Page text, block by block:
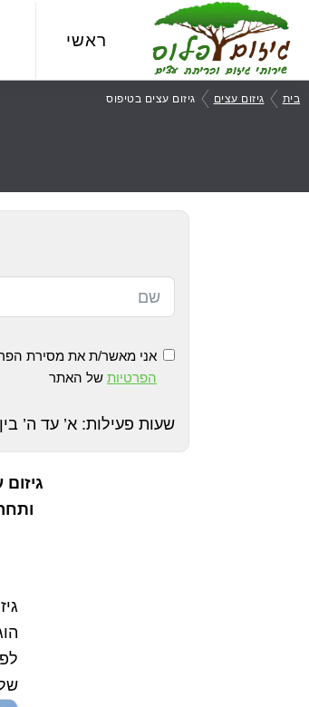
Skip
primary
navigation
Skip
main
content
Skip
footer
גיזום
פלוס
שירותי
מקצועיים
ראשי
בית גיזום עצים גיזום עצים בטיפוס
אני מאשר/ת את מסירת
הפרטיות של האתר
שעות פעילות: א’ עד ה’ בין השעות 07:30 – 20:00